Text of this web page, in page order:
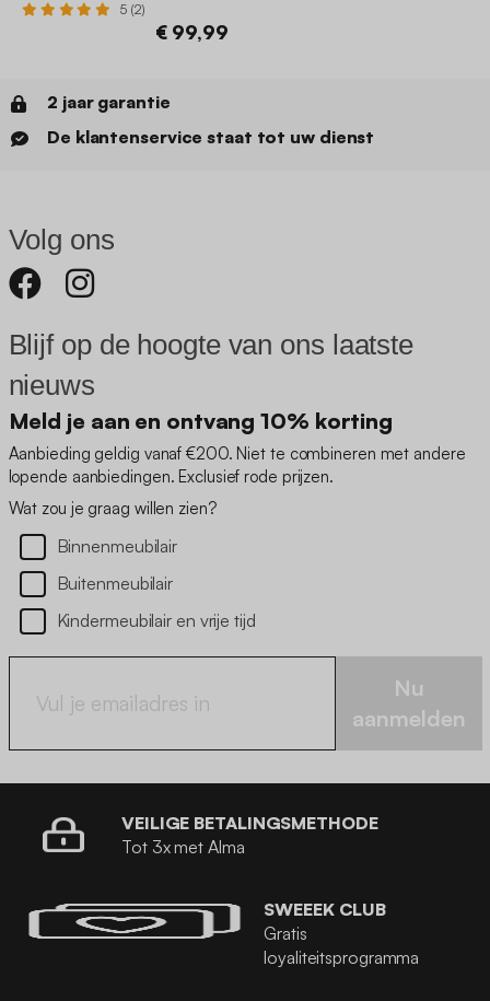
5 (2)
€ 99,99
2 jaar garantie
De klantenservice staat tot uw dienst
Volg ons
Blijf op de hoogte van ons laatste
nieuws
Meld je aan en ontvang 10% korting
Aanbieding geldig vanaf €200. Niet te combineren met andere
lopende aanbiedingen. Exclusief rode prijzen.
Wat zou je graag willen zien?
Binnenmeubilair
Buitenmeubilair
Kindermeubilair en vrije tijd
Nu
aanmelden
VEILIGE BETALINGSMETHODE
Tot 3x met Alma
SWEEEK CLUB
Gratis
loyaliteitsprogramma